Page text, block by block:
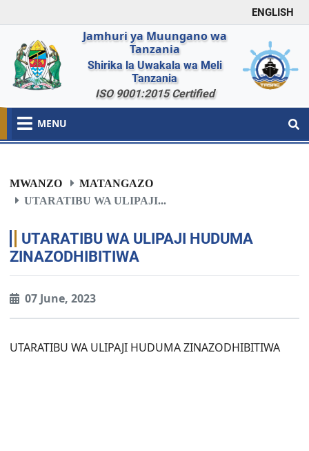
ENGLISH
Jamhuri ya Muungano wa
Tanzania
Shirika la Uwakala wa Meli
Tanzania
ISO 9001:2015 Certified
MENU
MWANZO
MATANGAZO
UTARATIBU WA ULIPAJI...
UTARATIBU WA ULIPAJI HUDUMA
ZINAZODHIBITIWA
07 June, 2023
UTARATIBU WA ULIPAJI HUDUMA ZINAZODHIBITIWA